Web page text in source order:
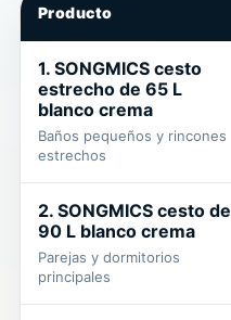
Producto
1. SONGMICS cesto
estrecho de 65 L
blanco crema
Baños pequeños y rincones
estrechos
2. SONGMICS cesto de
90 L blanco crema
Parejas y dormitorios
principales